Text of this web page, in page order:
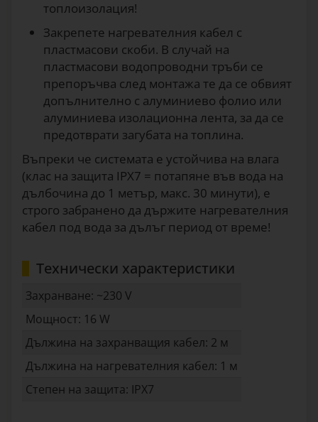
Нагревателен кабел с термостат, 48 м
104€
топлоизолация!
Закрепете нагревателния кабел с
пластмасови скоби. В случай на
пластмасови водопроводни тръби се
препоръчва след монтажа те да се обвият
допълнително с алуминиево фолио или
алуминиева изолационна лента, за да се
предотврати загубата на топлина.
Въпреки че системата е устойчива на влага
(клас на защита IPX7 = потапяне във вода на
дълбочина до 1 метър, макс. 30 минути), е
строго забранено да държите нагревателния
кабел под вода за дълъг период от време!
Технически характеристики
Захранване: ~230 V
Мощност: 16 W
Дължина на захранващия кабел: 2 м
Дължина на нагревателния кабел: 1 м
Степен на защита: IPX7